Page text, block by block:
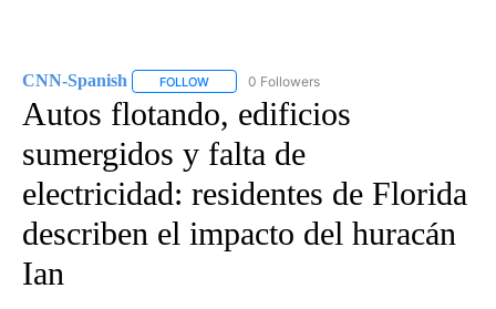
CNN-Spanish FOLLOW FOLLOW "CNN-SPANISH" TO RECEIVE
0 Followers
Autos flotando, edificios
sumergidos y falta de
electricidad: residentes de Florida
describen el impacto del huracán
Ian